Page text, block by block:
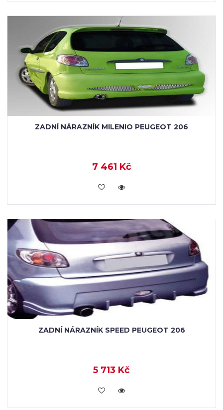
ZADNÍ NÁRAZNÍK MILENIO PEUGEOT 206
7 461 Kč
KOUPIT
ZADNÍ NÁRAZNÍK SPEED PEUGEOT 206
5 713 Kč
KOUPIT